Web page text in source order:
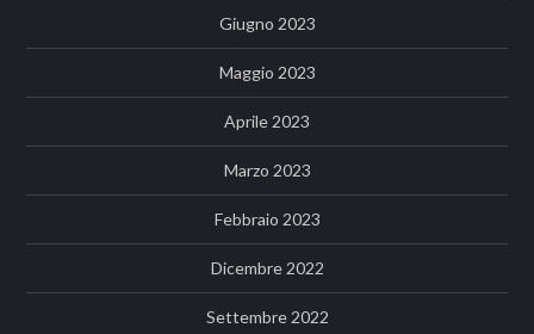
Giugno 2023
Maggio 2023
Aprile 2023
Marzo 2023
Febbraio 2023
Dicembre 2022
Settembre 2022